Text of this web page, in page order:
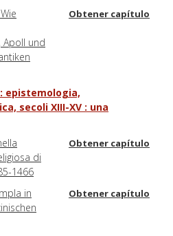
Apoll und
Obtener capítulo
epistemologia,
secoli XIII-XV : una
di
1466
Obtener capítulo
in
Obtener capítulo